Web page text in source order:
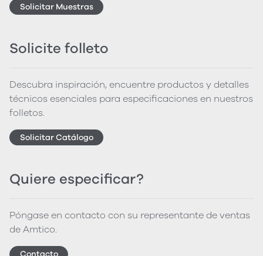
Solicitar Muestras
Solicite folleto
Descubra inspiración, encuentre productos y detalles
técnicos esenciales para especificaciones en nuestros
folletos.
Solicitar Catálogo
Quiere especificar?
Póngase en contacto con su representante de ventas
de Amtico.